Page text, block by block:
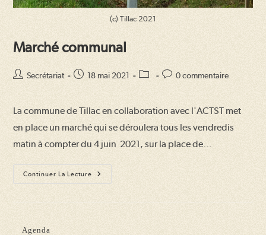
(c) Tillac 2021
Marché communal
Auteur/autrice
publication :
Secrétariat
Publication
18 mai 2021
Post
Commentaires
publication :
0 commentaire
La commune de Tillac en collaboration avec l'ACTST met
en place un marché qui se déroulera tous les vendredis
matin à compter du 4 juin 2021, sur la place de…
Continuer La Lecture
Marché
Communal
Agenda